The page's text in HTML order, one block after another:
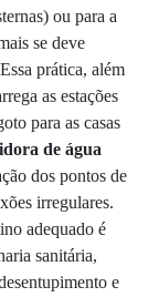
ou para a
se deve
prática, além
as estações
para as casas
de água
dos pontos de
irregulares.
adequado é
sanitária,
e